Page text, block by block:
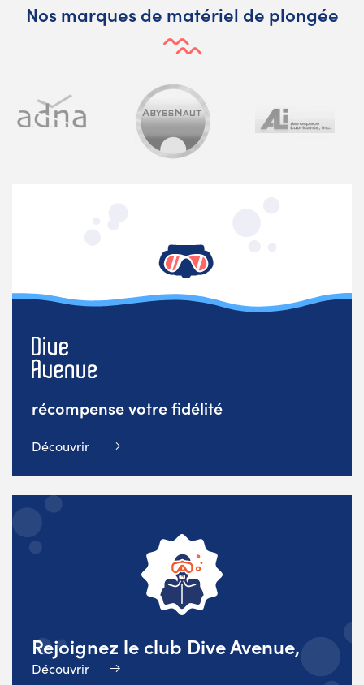
Nos marques de matériel de plongée
récompense votre fidélité
Découvrir
Rejoignez le club Dive Avenue,
Découvrir